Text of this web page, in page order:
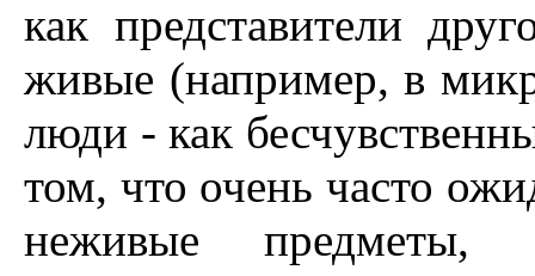
как представители
живые (например, в
люди - как
том, что очень часто
неживые предметы,